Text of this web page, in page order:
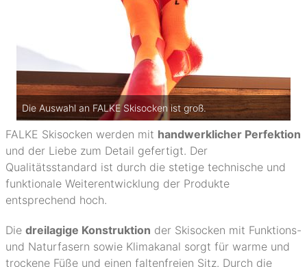
Die Auswahl an FALKE Skisocken ist groß.
FALKE Skisocken werden mit handwerklicher Perfektion
und der Liebe zum Detail gefertigt. Der
Qualitätsstandard ist durch die stetige technische und
funktionale Weiterentwicklung der Produkte
entsprechend hoch.
Die dreilagige Konstruktion der Skisocken mit Funktions-
und Naturfasern sowie Klimakanal sorgt für warme und
trockene Füße und einen faltenfreien Sitz. Durch die